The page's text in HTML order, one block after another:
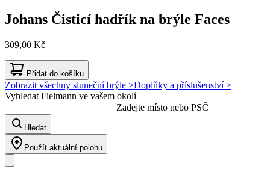
Johans Čisticí hadřík na brýle Faces
309,00 Kč
Přidat do košíku
Zobrazit všechny sluneční brýle >Doplňky a příslušenství >
Vyhledat Fielmann ve vašem okolí
Zadejte místo nebo PSČ
Hledat
Použít aktuální polohu